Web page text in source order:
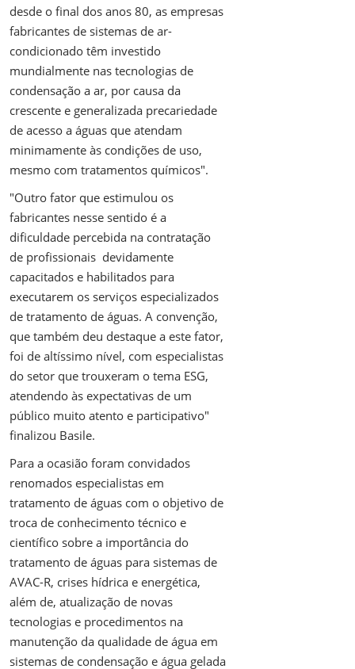
desde o final dos anos 80, as empresas
fabricantes de sistemas de ar-
condicionado têm investido
mundialmente nas tecnologias de
condensação a ar, por causa da
crescente e generalizada precariedade
de acesso a águas que atendam
minimamente às condições de uso,
mesmo com tratamentos químicos".
"Outro fator que estimulou os
fabricantes nesse sentido é a
dificuldade percebida na contratação
de profissionais devidamente
capacitados e habilitados para
executarem os serviços especializados
de tratamento de águas. A convenção,
que também deu destaque a este fator,
foi de altíssimo nível, com especialistas
do setor que trouxeram o tema ESG,
atendendo às expectativas de um
público muito atento e participativo"
finalizou Basile.
Para a ocasião foram convidados
renomados especialistas em
tratamento de águas com o objetivo de
troca de conhecimento técnico e
científico sobre a importância do
tratamento de águas para sistemas de
AVAC-R, crises hídrica e energética,
além de, atualização de novas
tecnologias e procedimentos na
manutenção da qualidade de água em
sistemas de condensação e água gelada